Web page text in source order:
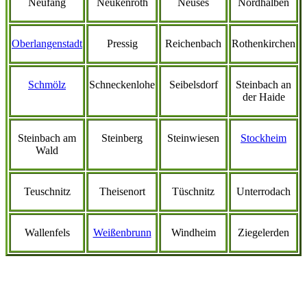
Oberlangenstadt Pressig Reichenbach Rothenkirchen
Schmölz Schneckenlohe Seibelsdorf
Steinbach an
der Haide
Steinbach am
Wald
Steinberg Steinwiesen Stockheim
Teuschnitz Theisenort Tüschnitz Unterrodach
Wallenfels Weißenbrunn Windheim Ziegelerden